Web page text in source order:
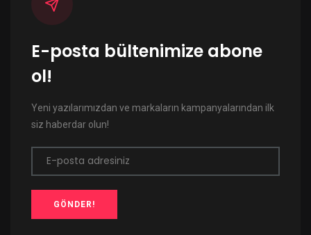
E-posta bültenimize abone
ol!
Yeni yazılarımızdan ve markaların kampanyalarından ilk
siz haberdar olun!
E-posta adresiniz
GÖNDER!